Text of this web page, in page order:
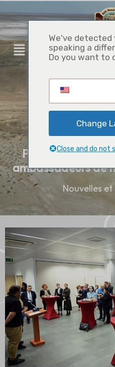
Présentation du
ambassadeurs de
Nouvelles
We've detected
speaking a
Do you want to
Change
Close and do not